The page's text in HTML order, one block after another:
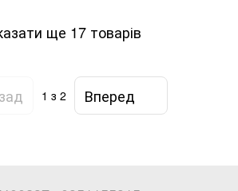
ще 17 товарів
1 з 2 Вперед